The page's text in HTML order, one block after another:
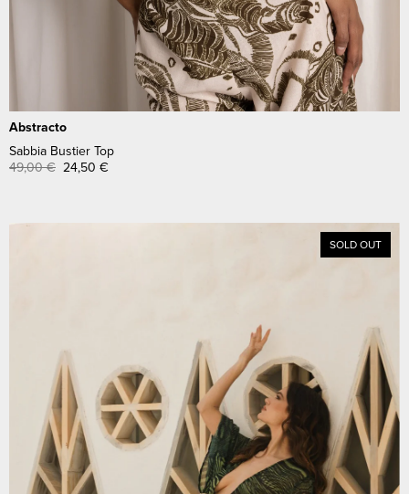
Abstracto
Sabbia Bustier Top
49,00€ 24,50 €
SOLD OUT